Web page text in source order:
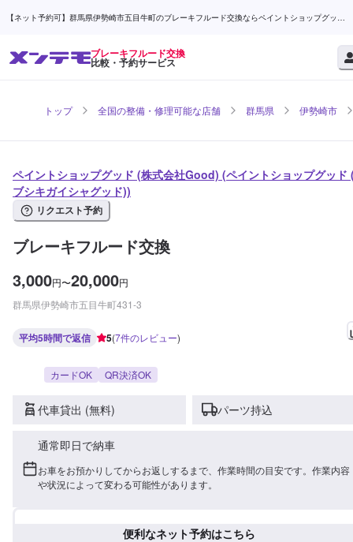
【ネット予約可】群馬県伊勢崎市五目牛町のブレーキフルード交換ならペイントショップグッド
ブレーキフルード交換
比較・予約サービス
トップ 全国の整備・修理可能な店舗 群馬県 伊勢崎市
ペイントショップグッド (株式会社Good) (ペイントショップグッド
ブシキガイシャグッド))
リクエスト予約
ブレーキフルード交換
3,000円〜20,000円
群馬県伊勢崎市五目牛町431-3
平均5時間で返信 5(7件のレビュー)
カードOK QR決済OK
代車貸出 (無料) パーツ持込
通常即日で納車
お車をお預かりしてからお返しするまで、作業時間の目安です。作業内容
や状況によって変わる可能性があります。
便利なネット予約はこちら